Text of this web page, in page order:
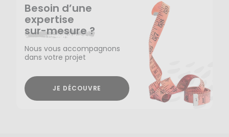
Besoin d’une
expertise
sur-mesure ?
Nous vous accompagnons
dans votre projet
JE DÉCOUVRE